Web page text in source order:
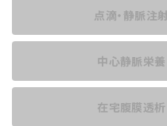
点滴・静脈注射
中心静脈栄養
在宅腹膜透析